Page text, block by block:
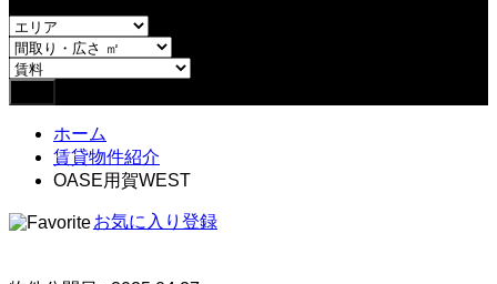
ホーム
賃貸物件紹介
OASE用賀WEST
お気に入り登録